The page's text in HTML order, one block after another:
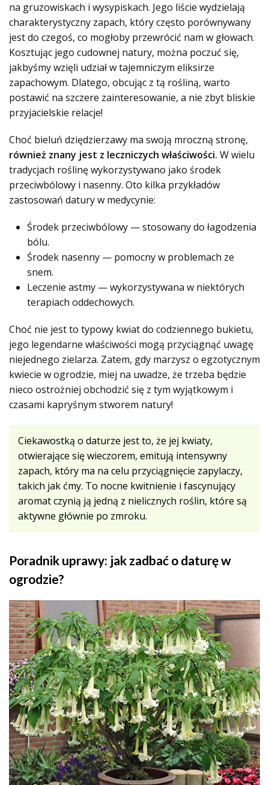
na gruzowiskach i wysypiskach. Jego liście wydzielają
charakterystyczny zapach, który często porównywany
jest do czegoś, co mogłoby przewrócić nam w głowach.
Kosztując jego cudownej natury, można poczuć się,
jakbyśmy wzięli udział w tajemniczym eliksirze
zapachowym. Dlatego, obcując z tą rośliną, warto
postawić na szczere zainteresowanie, a nie zbyt bliskie
przyjacielskie relacje!
Choć bieluń dziędzierzawy ma swoją mroczną stronę,
również znany jest z leczniczych właściwości. W wielu
tradycjach roślinę wykorzystywano jako środek
przeciwbólowy i nasenny. Oto kilka przykładów
zastosowań datury w medycynie:
Środek przeciwbólowy — stosowany do łagodzenia
bólu.
Środek nasenny — pomocny w problemach ze
snem.
Leczenie astmy — wykorzystywana w niektórych
terapiach oddechowych.
Choć nie jest to typowy kwiat do codziennego bukietu,
jego legendarne właściwości mogą przyciągnąć uwagę
niejednego zielarza. Zatem, gdy marzysz o egzotycznym
kwiecie w ogrodzie, miej na uwadze, że trzeba będzie
nieco ostrożniej obchodzić się z tym wyjątkowym i
czasami kapryśnym stworem natury!
Ciekawostką o daturze jest to, że jej kwiaty,
otwierające się wieczorem, emitują intensywny
zapach, który ma na celu przyciągnięcie zapylaczy,
takich jak ćmy. To nocne kwitnienie i fascynujący
aromat czynią ją jedną z nielicznych roślin, które są
aktywne głównie po zmroku.
Poradnik uprawy: jak zadbać o daturę w
ogrodzie?